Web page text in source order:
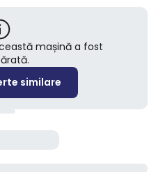
mașină a fost
similare